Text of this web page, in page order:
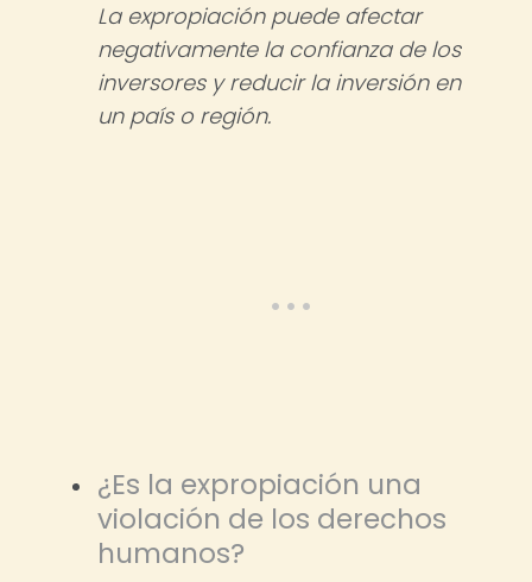
La expropiación puede afectar
negativamente la confianza de los
inversores y reducir la inversión en
un país o región.
¿Es la expropiación una
violación de los derechos
humanos?